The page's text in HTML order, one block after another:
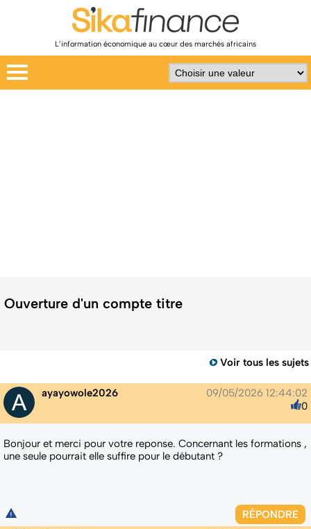
L’information économique au cœur des marchés africains
Ouverture d'un compte titre
Voir tous les sujets
ayayowole2026
09/05/2026 12:44:02
0
Bonjour et merci pour votre reponse. Concernant les formations ,
une seule pourrait elle suffire pour le débutant ?
RÉPONDRE